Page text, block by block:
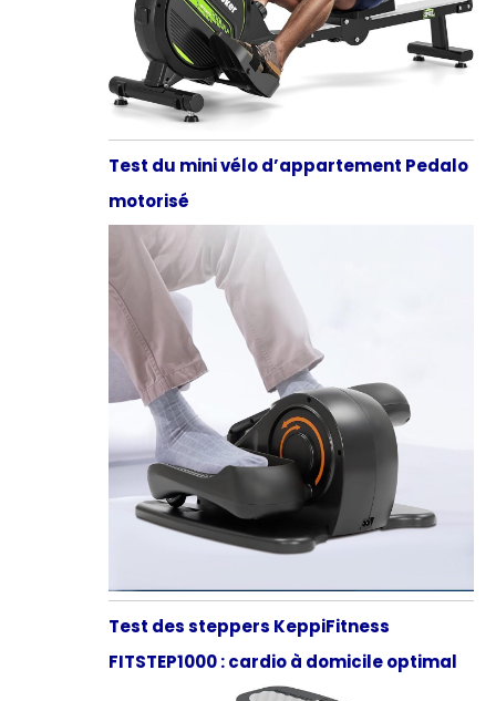
Test du mini vélo d’appartement Pedalo
motorisé
Test des steppers KeppiFitness
FITSTEP1000 : cardio à domicile optimal